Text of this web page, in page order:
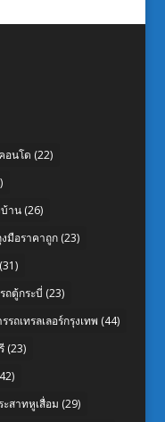
คอนโด (22)
าน(26)
งมือราคาถูก(23)
ถตู้กระบี่ (23)
รถเทรลเลอร์กรุงเทพ (44)
(23)
สาทหูเสื่อม (29)